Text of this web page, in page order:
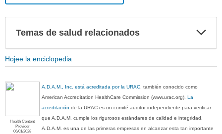
Temas de salud relacionados
Hojee la enciclopedia
Health Content
Provider
06/01/2028
A.D.A.M., Inc. está acreditada por la URAC , también conocido como
American Accreditation HealthCare Commission (www.urac.org).La
acreditación de la URAC es un comité auditor independiente para verificar
que A.D.A.M. cumple los rigurosos estándares de calidad e integridad.
A.D.A.M. es una de las primeras empresas en alcanzar esta tan importante